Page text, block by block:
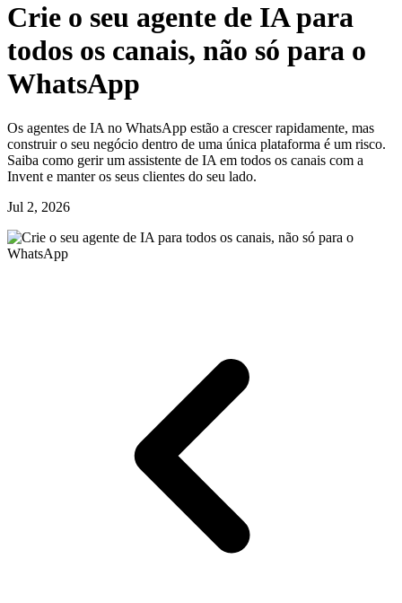
Crie o seu agente de IA para
todos os canais, não só para o
WhatsApp
Os agentes de IA no WhatsApp estão a crescer rapidamente, mas
construir o seu negócio dentro de uma única plataforma é um risco.
Saiba como gerir um assistente de IA em todos os canais com a
Invent e manter os seus clientes do seu lado.
Jul 2, 2026